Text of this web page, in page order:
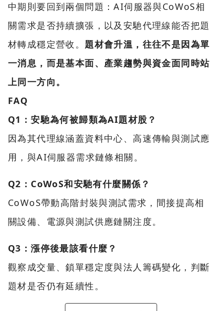
中期則要回到兩個問題：AI伺服器與CoWoS相
關需求是否持續擴張，以及安馳代理線能否把題
材轉成穩定營收。 題材會升溫，往往不是因為單
一消息，而是基本面、產業趨勢與資金面同時站
上同一方向。
FAQ
Q1：安馳為何被歸類為AI題材股？
因為其代理線涵蓋資料中心、高速傳輸與測試應
用，與AI伺服器需求鏈條相關。
Q2：CoWoS和安馳有什麼關係？
CoWoS帶動高階封裝與測試需求，間接提高相
關設備、電源與測試供應鏈關注度。
Q3：漲停後最該看什麼？
觀察成交量、鎖單穩定度與法人籌碼變化，判斷
題材是否仍有延續性。